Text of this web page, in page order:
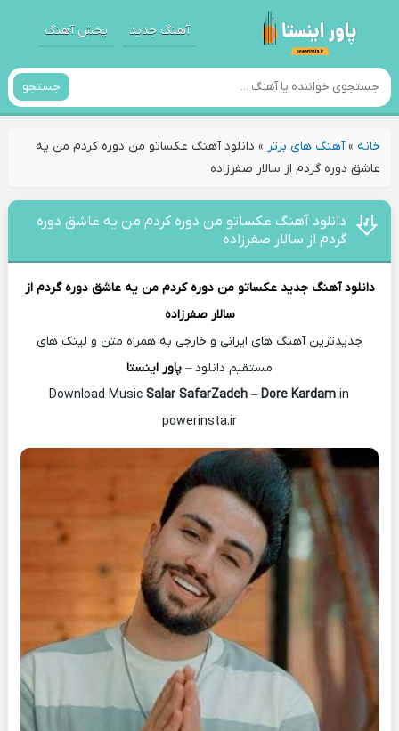
آهنگ جدید پخش آهنگ
جستجو
خانه»آهنگ های برتر » دانلود آهنگ عکساتو من دوره کردم من یه
عاشق دوره گردم از سالار صفرزاده
دانلود آهنگ عکساتو من دوره کردم من یه عاشق دوره
گردم از سالار صفرزاده
دانلود آهنگ جدید عکساتو من دوره کردم من یه عاشق دوره گردم از
سالار صفرزاده
جدیدترین آهنگ های ایرانی و خارجی به همراه متن و لینک های
مستقیم دانلود – پاور اینستا
Salar SafarZadeh – Dore Kardam in
powerinsta.ir